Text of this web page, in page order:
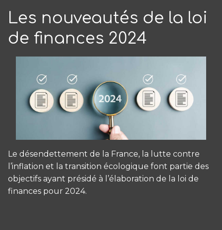
Les nouveautés de la loi
de finances 2024
Le désendettement de la France, la lutte contre
l’inflation et la transition écologique font partie des
objectifs ayant présidé à l’élaboration de la loi de
finances pour 2024.